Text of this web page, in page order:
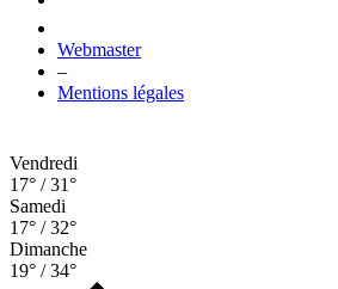
Webmaster
–
Mentions légales
Vendredi
17° / 31°
Samedi
17° / 32°
Dimanche
19° / 34°